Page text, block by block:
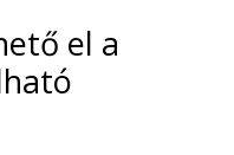
el a